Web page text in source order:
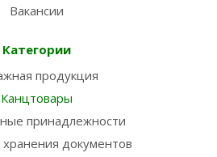
Вакансии
Категории
продукция
Канцтовары
принадлежности
документов